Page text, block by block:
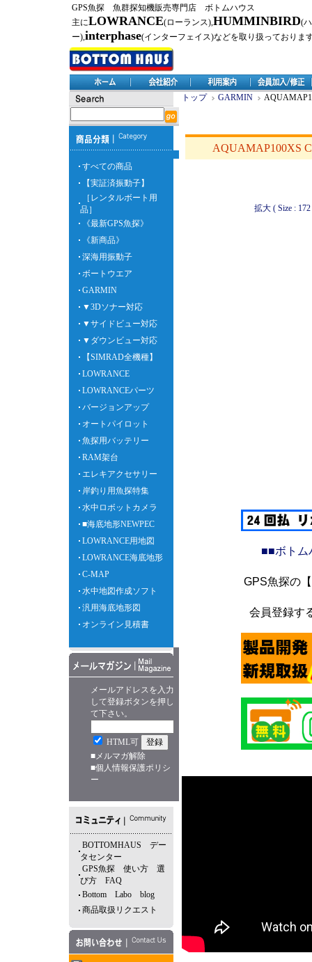
GPS魚探 魚群探知機販売専門店 ボトムハウス
主にLOWRANCE(ローランス),HUMMINBIRD(
ー),interphase(インターフェイス)などを取り扱っておりま
すべての商品
【実証済振動子】
［レンタルボート用
品］
《最新GPS魚探》
《新商品》
深海用振動子
ボートウエア
GARMIN
▼3Dソナー対応
▼サイドビュー対応
▼ダウンビュー対応
【SIMRAD全機種】
LOWRANCE
LOWRANCEパーツ
バージョンアップ
オートパイロット
魚探用バッテリー
RAM架台
エレキアクセサリー
岸釣り用魚探特集
水中ロボットカメラ
■海底地形NEWPEC
LOWRANCE用地図
LOWRANCE海底地形
C-MAP
水中地図作成ソフト
汎用海底地形図
オンライン見積書
メールアドレスを入力
して登録ボタンを押し
て下さい。
HTML可
■メルマガ解除
■個人情報保護ポリシ
ー
BOTTOMHAUS デー
タセンター
GPS魚探 使い方 選
び方 FAQ
Bottom Labo blog
商品取扱リクエスト
トップ GARMIN
AQUAMAP100XS
拡大 ( Size :
■■ボト
GPS魚探の
会員登録す